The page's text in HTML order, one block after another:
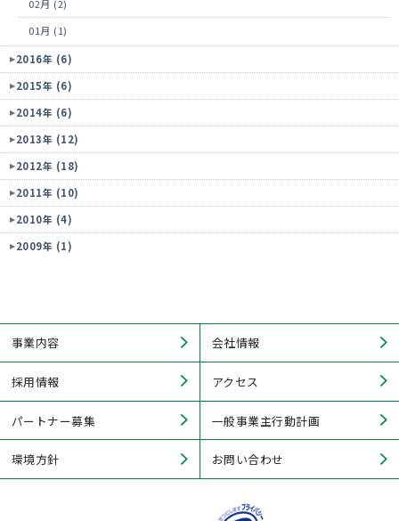
02月 (2)
01月 (1)
2016年 (6)
2015年 (6)
2014年 (6)
2013年 (12)
2012年 (18)
2011年 (10)
2010年 (4)
2009年 (1)
事業内容 会社情報
採用情報 アクセス
パートナー募集 一般事業主行動計画
環境方針 お問い合わせ